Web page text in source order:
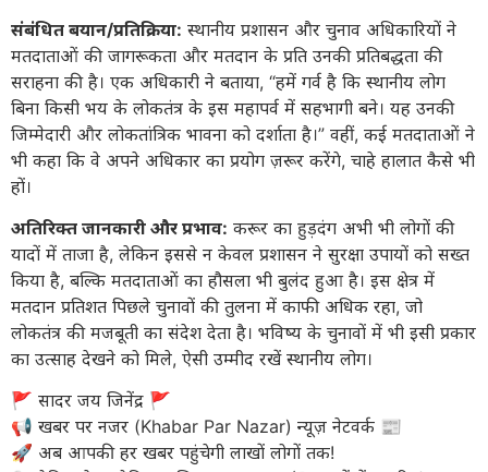
संबंधित बयान/प्रतिक्रिया: स्थानीय प्रशासन और चुनाव अधिकारियों ने
मतदाताओं की जागरूकता और मतदान के प्रति उनकी प्रतिबद्धता की
सराहना की है। एक अधिकारी ने बताया, “हमें गर्व है कि स्थानीय लोग
बिना किसी भय के लोकतंत्र के इस महापर्व में सहभागी बने। यह उनकी
जिम्मेदारी और लोकतांत्रिक भावना को दर्शाता है।” वहीं, कई मतदाताओं ने
भी कहा कि वे अपने अधिकार का प्रयोग ज़रूर करेंगे, चाहे हालात कैसे भी
हों।
अतिरिक्त जानकारी और प्रभाव: करूर का हुड़दंग अभी भी लोगों की
यादों में ताजा है, लेकिन इससे न केवल प्रशासन ने सुरक्षा उपायों को सख्त
किया है, बल्कि मतदाताओं का हौसला भी बुलंद हुआ है। इस क्षेत्र में
मतदान प्रतिशत पिछले चुनावों की तुलना में काफी अधिक रहा, जो
लोकतंत्र की मजबूती का संदेश देता है। भविष्य के चुनावों में भी इसी प्रकार
का उत्साह देखने को मिले, ऐसी उम्मीद रखें स्थानीय लोग।
​🚩 सादर जय जिनेंद्र 🚩
​📢 खबर पर नजर (Khabar Par Nazar) न्यूज़ नेटवर्क 📰
🚀 अब आपकी हर खबर पहुंचेगी लाखों लोगों तक!